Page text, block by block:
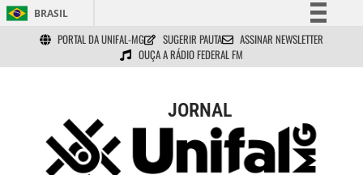
BRASIL
Simplifique!
Comunica BR
Acesso à informação
Legislação
Canais
PORTAL DA UNIFAL-MG SUGERIR PAUTA
ASSINAR NEWSLETTER
OUÇA A RÁDIO FEDERAL FM
JORNAL